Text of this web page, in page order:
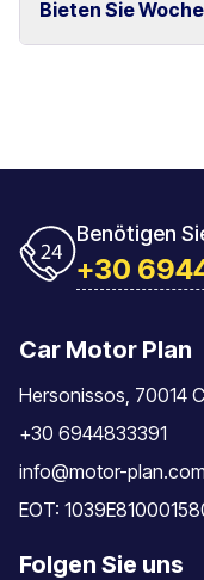
und Rethymno.
Das Fahrzeug
Bieten Sie
Benötigen
+30
Car Motor Plan
Hersonissos, 70014
+30 6944833391
info@motor-plan.com
EOT:
Folgen Sie uns